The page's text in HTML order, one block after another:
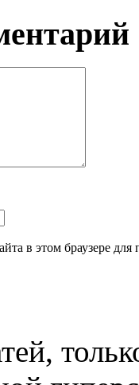
в этом браузере